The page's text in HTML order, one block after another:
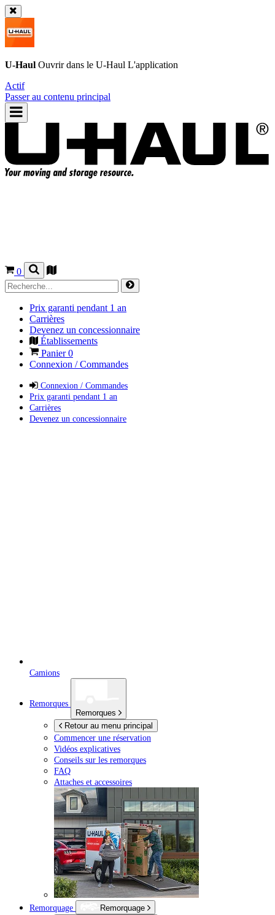
U-Haul Ouvrir dans le U-Haul L'application
Actif
Passer au contenu principal
0
Prix garanti pendant 1 an
Carrières
Devenez un concessionnaire
Établissements
Panier0
Connexion / Commandes
Connexion / Commandes
Prix garanti pendant 1 an
Carrières
Devenez un concessionnaire
Camions
Remorques
Remorques
Retour au menu principal
Commencer une réservation
Vidéos explicatives
Conseils sur les remorques
FAQ
Attaches et accessoires
Remorquage
Remorquage